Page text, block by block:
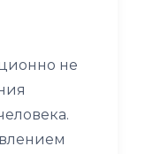
не